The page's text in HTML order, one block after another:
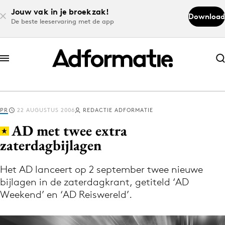
Jouw vak in je broekzak!
De beste leeservaring met de app
Download
Abonneer nu
Abonneer nu
Log in
Download de app
Volg het laatste nieuws via de Adformatie
Nieuws app
PR 22 AUGUSTUS 2006 REDACTIE ADFORMATIE
AD met twee extra
zaterdagbijlagen
Het AD lanceert op 2 september twee nieuwe
bijlagen in de zaterdagkrant, getiteld ‘AD
Weekend’ en ‘AD Reiswereld’.